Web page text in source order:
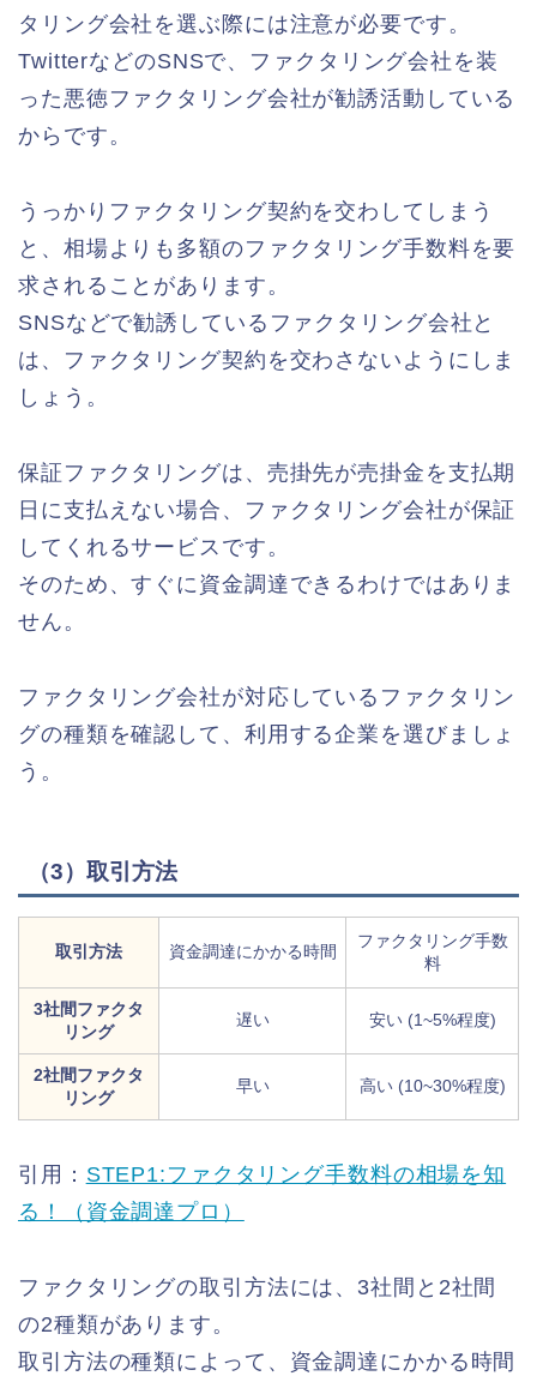
タリング会社を選ぶ際には注意が必要です。
TwitterなどのSNSで、ファクタリング会社を装
った悪徳ファクタリング会社が勧誘活動している
からです。
うっかりファクタリング契約を交わしてしまう
と、相場よりも多額のファクタリング手数料を要
求されることがあります。
SNSなどで勧誘しているファクタリング会社と
は、ファクタリング契約を交わさないようにしま
しょう。
保証ファクタリングは、売掛先が売掛金を支払期
日に支払えない場合、ファクタリング会社が保証
してくれるサービスです。
そのため、すぐに資金調達できるわけではありま
せん。
ファクタリング会社が対応しているファクタリン
グの種類を確認して、利用する企業を選びましょ
う。
（3）取引方法
取引方法 資金調達にかかる時間
ファクタリング手数
料
3社間ファクタ
リング
遅い 安い (1~5%程度)
2社間ファクタ
リング
早い 高い (10~30%程度)
引用： STEP1:ファクタリング手数料の相場を知
る！（資金調達プロ）
ファクタリングの取引方法には、3社間と2社間
の2種類があります。
取引方法の種類によって、資金調達にかかる時間